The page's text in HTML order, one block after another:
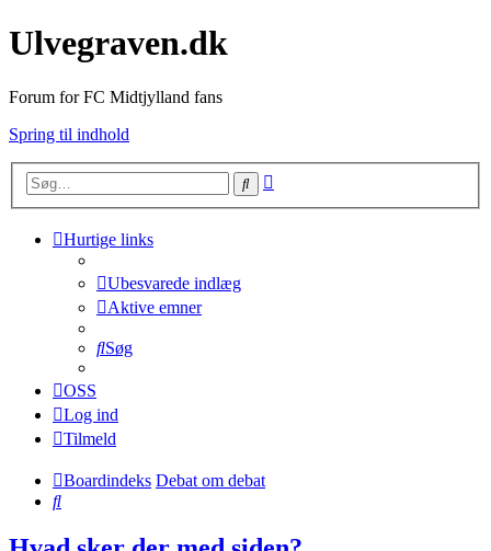
Ulvegraven.dk
Forum for FC Midtjylland fans
Spring til indhold
Søg
Hurtige links
Ubesvarede indlæg
Aktive emner
Søg
OSS
Log ind
Tilmeld
Boardindeks Debat om debat
Søg